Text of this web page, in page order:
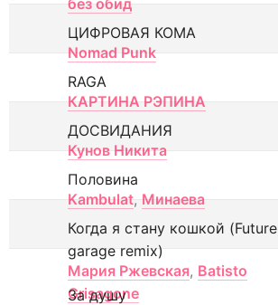
без обид
ЦИФРОВАЯ КОМА
Nomad Punk
RAGA
КАРТИНА РЭПИНА
ДОСВИДАНИЯ
Кунов Никита
Половина
Kambulat, Минаева
Когда я стану кошкой (Future
garage remix)
Мария Ржевская, Batisto
Grisagone
За душу